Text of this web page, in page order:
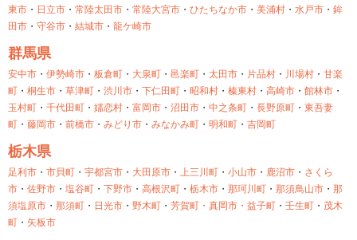
東市 ・ 日立市 ・ 常陸太田市 ・ 常陸大宮市 ・ ひたちなか市 ・ 美浦村 ・ 水戸市 ・ 鉾
田市 ・ 守谷市 ・ 結城市 ・ 龍ケ崎市
群馬県
安中市 ・ 伊勢崎市 ・ 板倉町 ・ 大泉町 ・ 邑楽町 ・ 太田市 ・ 片品村 ・ 川場村 ・ 甘楽
町 ・ 桐生市 ・ 草津町 ・ 渋川市 ・ 下仁田町 ・ 昭和村 ・ 榛東村 ・ 高崎市 ・ 館林市 ・
玉村町 ・ 千代田町 ・ 嬬恋村 ・ 富岡市 ・ 沼田市 ・ 中之条町 ・ 長野原町 ・ 東吾妻
町 ・ 藤岡市 ・ 前橋市 ・ みどり市 ・ みなかみ町 ・ 明和町 ・ 吉岡町
栃木県
足利市 ・ 市貝町 ・ 宇都宮市 ・ 大田原市 ・ 上三川町 ・ 小山市 ・ 鹿沼市 ・ さくら
市 ・ 佐野市 ・ 塩谷町 ・ 下野市 ・ 高根沢町 ・ 栃木市 ・ 那珂川町 ・ 那須鳥山市 ・ 那
須塩原市 ・ 那須町 ・ 日光市 ・ 野木町 ・ 芳賀町・ 真岡市・ 益子町 ・ 壬生町 ・ 茂木
町 ・ 矢板市